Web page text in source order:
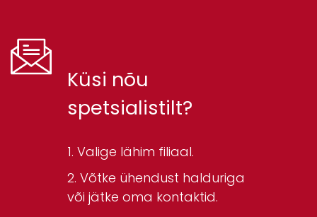
Küsi nõu
spetsialistilt?
Valige lähim filiaal.
Võtke ühendust halduriga
või jätke oma kontaktid.